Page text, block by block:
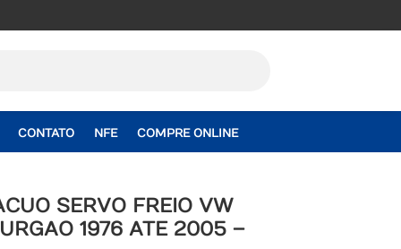
CONTATO NFE COMPRE ONLINE
SERVO FREIO VW
1976 ATE 2005 –